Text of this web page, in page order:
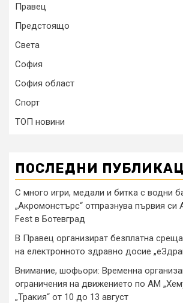
Правец
Предстоящо
Света
София
София област
Спорт
ТОП новини
ПОСЛЕДНИ
С много игри, медали и битка с водни
„Акромонстърс“ отпразнува първия си
Fest в Ботевград
В Правец организират безплатна
на електронното здравно досие
Внимание, шофьори: Временна
ограничения на движението по АМ
„Тракия“ от 10 до 13 август